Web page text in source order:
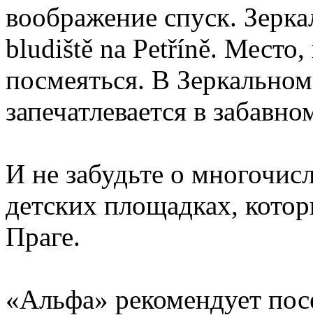
воображение спуск.
bludiště na Petříně. Место,
посмеяться. В
запечатлевается в
И не забудьте о
детских площадках,
Праге.
«Альфа» рекомендует